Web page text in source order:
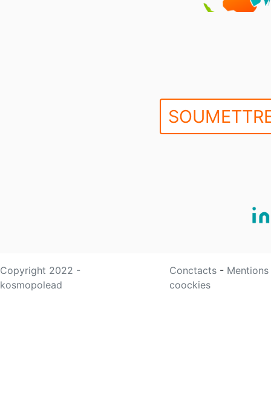
Copyright 2022 -
kosmopolead
Conctacts -
coockies